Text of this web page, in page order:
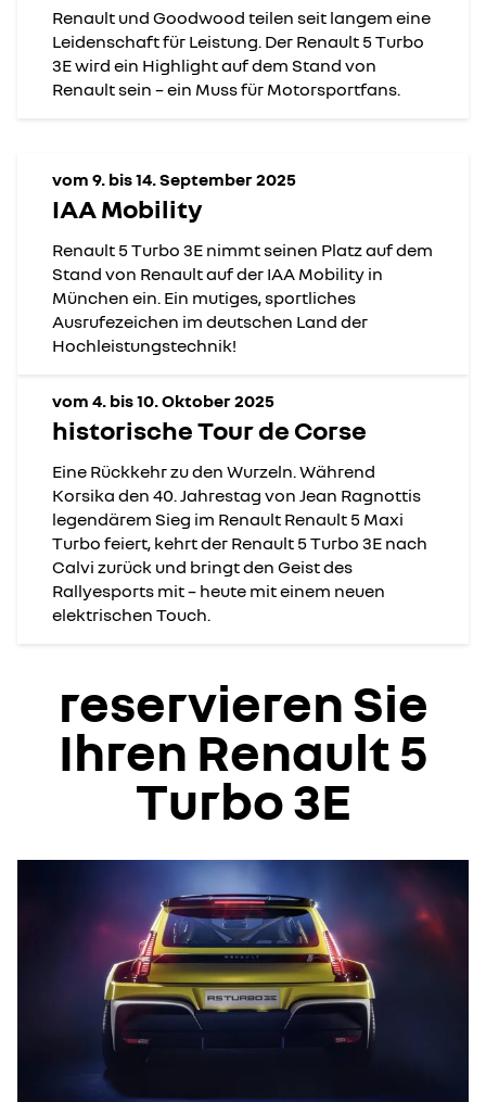
Renault und Goodwood teilen seit langem eine
Leidenschaft für Leistung. Der Renault 5 Turbo
3E wird ein Highlight auf dem Stand von
Renault sein – ein Muss für Motorsportfans.
vom 9. bis 14. September 2025
IAA Mobility
Renault 5 Turbo 3E nimmt seinen Platz auf dem
Stand von Renault auf der IAA Mobility in
München ein. Ein mutiges, sportliches
Ausrufezeichen im deutschen Land der
Hochleistungstechnik!
vom 4. bis 10. Oktober 2025
historische Tour de Corse
Eine Rückkehr zu den Wurzeln. Während
Korsika den 40. Jahrestag von Jean Ragnottis
legendärem Sieg im Renault Renault 5 Maxi
Turbo feiert, kehrt der Renault 5 Turbo 3E nach
Calvi zurück und bringt den Geist des
Rallyesports mit – heute mit einem neuen
elektrischen Touch.
reservieren Sie
Ihren Renault 5
Turbo 3E